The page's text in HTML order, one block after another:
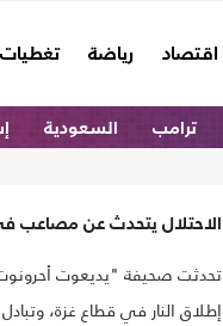
اقتصاد رياضة تغطيات
ترامب السعودية
الاحتلال يتحدث عن
تحدثت صحيفة "يديعوت
إطلاق النار في قطاع غزة،